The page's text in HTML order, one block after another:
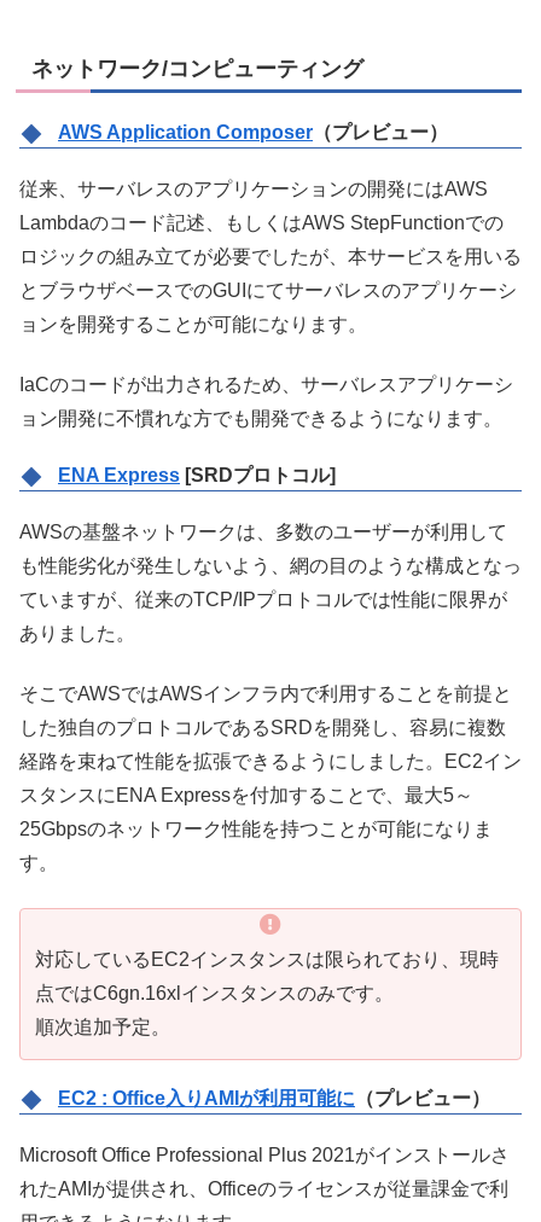
ネットワーク/コンピューティング
AWS Application Composer （プレビュー）
従来、サーバレスのアプリケーションの開発にはAWS
Lambdaのコード記述、もしくはAWS StepFunctionでの
ロジックの組み立てが必要でしたが、本サービスを用いる
とブラウザベースでのGUIにてサーバレスのアプリケーシ
ョンを開発することが可能になります。
IaCのコードが出力されるため、サーバレスアプリケーシ
ョン開発に不慣れな方でも開発できるようになります。
ENA Express [SRDプロトコル]
AWSの基盤ネットワークは、多数のユーザーが利用して
も性能劣化が発生しないよう、網の目のような構成となっ
ていますが、従来のTCP/IPプロトコルでは性能に限界が
ありました。
そこでAWSではAWSインフラ内で利用することを前提と
した独自のプロトコルであるSRDを開発し、容易に複数
経路を束ねて性能を拡張できるようにしました。EC2イン
スタンスにENA Expressを付加することで、最大5～
25Gbpsのネットワーク性能を持つことが可能になりま
す。
対応しているEC2インスタンスは限られており、現時
点ではC6gn.16xlインスタンスのみです。
順次追加予定。
EC2 : Office入りAMIが利用可能に （プレビュー）
Microsoft Office Professional Plus 2021がインストールさ
れたAMIが提供され、Officeのライセンスが従量課金で利